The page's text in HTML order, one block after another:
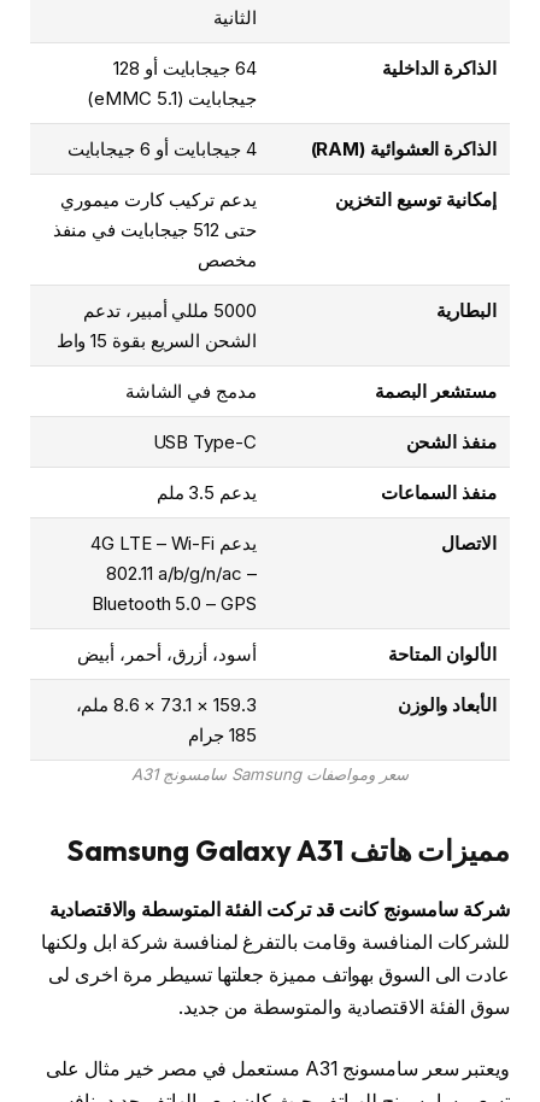
الثانية
الذاكرة الداخلية
64 جيجابايت أو 128
جيجابايت (eMMC 5.1)
الذاكرة العشوائية (RAM) 4 جيجابايت أو 6 جيجابايت
إمكانية توسيع التخزين
يدعم تركيب كارت ميموري
حتى 512 جيجابايت في منفذ
مخصص
البطارية
5000 مللي أمبير، تدعم
الشحن السريع بقوة 15 واط
مستشعر البصمة مدمج في الشاشة
منفذ الشحن USB Type-C
منفذ السماعات يدعم 3.5 ملم
الاتصال
يدعم 4G LTE – Wi-Fi
802.11 a/b/g/n/ac –
Bluetooth 5.0 – GPS
الألوان المتاحة أسود، أزرق، أحمر، أبيض
الأبعاد والوزن
159.3 × 73.1 × 8.6 ملم،
185 جرام
سعر ومواصفات Samsung سامسونج A31
مميزات هاتف Samsung Galaxy A31
شركة سامسونج كانت قد تركت الفئة المتوسطة والاقتصادية
للشركات المنافسة وقامت بالتفرغ لمنافسة شركة ابل ولكنها
عادت الى السوق بهواتف مميزة جعلتها تسيطر مرة اخرى لى
سوق الفئة الاقتصادية والمتوسطة من جديد.
ويعتبر سعر سامسونج A31 مستعمل في مصر خير مثال على